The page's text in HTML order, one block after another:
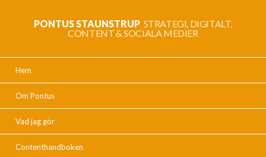
PONTUS STAUNSTRUP STRATEGI, DIGITALT,
CONTENT & SOCIALA MEDIER
Hem
Om Pontus
Vad jag gör
Contenthandboken